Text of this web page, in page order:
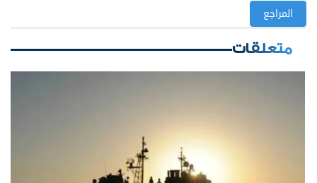
المراجع
متعلقات